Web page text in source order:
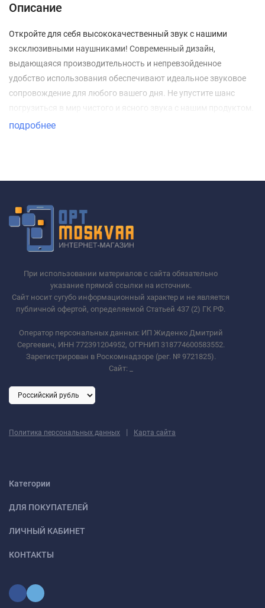
Описание
Откройте для себя высококачественный звук с нашими
эксклюзивными наушниками! Современный дизайн,
выдающаяся производительность и непревзойденное
удобство использования обеспечивают идеальное звуковое
сопровождение для любого вашего дня. Не упустите шанс
погрузиться в мир чистого и ясного звука с нашим продуктом.
подробнее
При использовании материалов с сайта обязательно
указание прямой ссылки на источник.
Сайт носит сугубо информационный характер и не является
публичной офертой, определяемой Статьей 437 (2) ГК РФ.
Оператор персональных данных: ИП Жиденко Дмитрий
Сергеевич, ИНН 772391204952, ОГРНИП 318774600583552.
Зарегистрирован в Роскомнадзоре (рег. № 9721825).
Сайт:
Политика персональных данных | Карта сайта
Категории
ДЛЯ ПОКУПАТЕЛЕЙ
ЛИЧНЫЙ КАБИНЕТ
КОНТАКТЫ